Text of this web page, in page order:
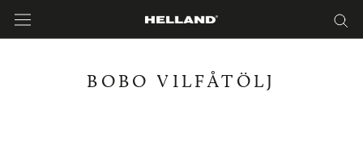
BOBO VILFÅTÖLJ